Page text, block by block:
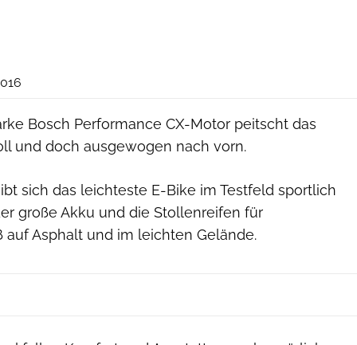
Bosch Performance CX-Motor peitscht das
und doch ausgewogen nach vorn.
sich das leichteste E-Bike im Testfeld sportlich
große Akku und die Stollenreifen für
auf Asphalt und im leichten Gelände.